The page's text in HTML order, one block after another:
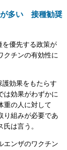
が多い 接種勧奨
優先する政策が
クチンの有効性に
効果をもたらす
は効果がわずかに
重の人に対して
り組みが必要であ
は言う。
エンザのワクチン